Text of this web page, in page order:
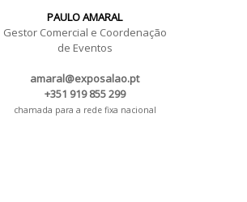
PAULO AMARAL
Gestor Comercial e Coordenação
de Eventos
amaral@exposalao.pt
+351 919 855 299
chamada para a rede fixa nacional